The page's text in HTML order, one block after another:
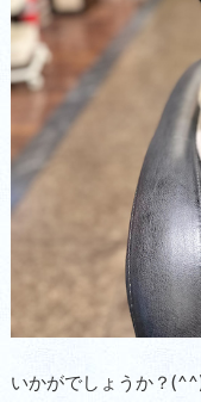
いかがでしょうか？